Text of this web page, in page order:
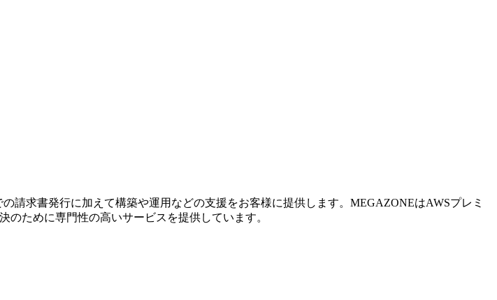
請求書発行に加えて構築や運用などの支援をお客様に提供します。MEGAZONEはAWSプレミ
ために専門性の高いサービスを提供しています。